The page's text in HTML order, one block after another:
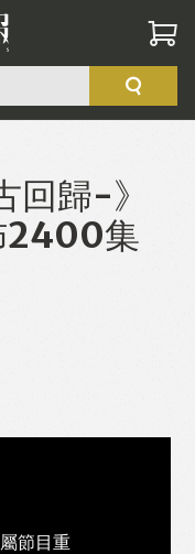
回歸-》
2400集
節目重